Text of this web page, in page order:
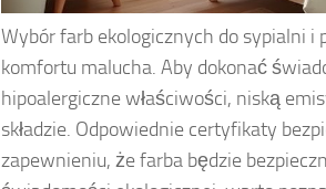
Wybór farb ekologicznych do sypialni i
komfortu malucha. Aby dokonać
hipoalergiczne właściwości, niską
składzie. Odpowiednie certyfikaty
zapewnieniu, że farba będzie